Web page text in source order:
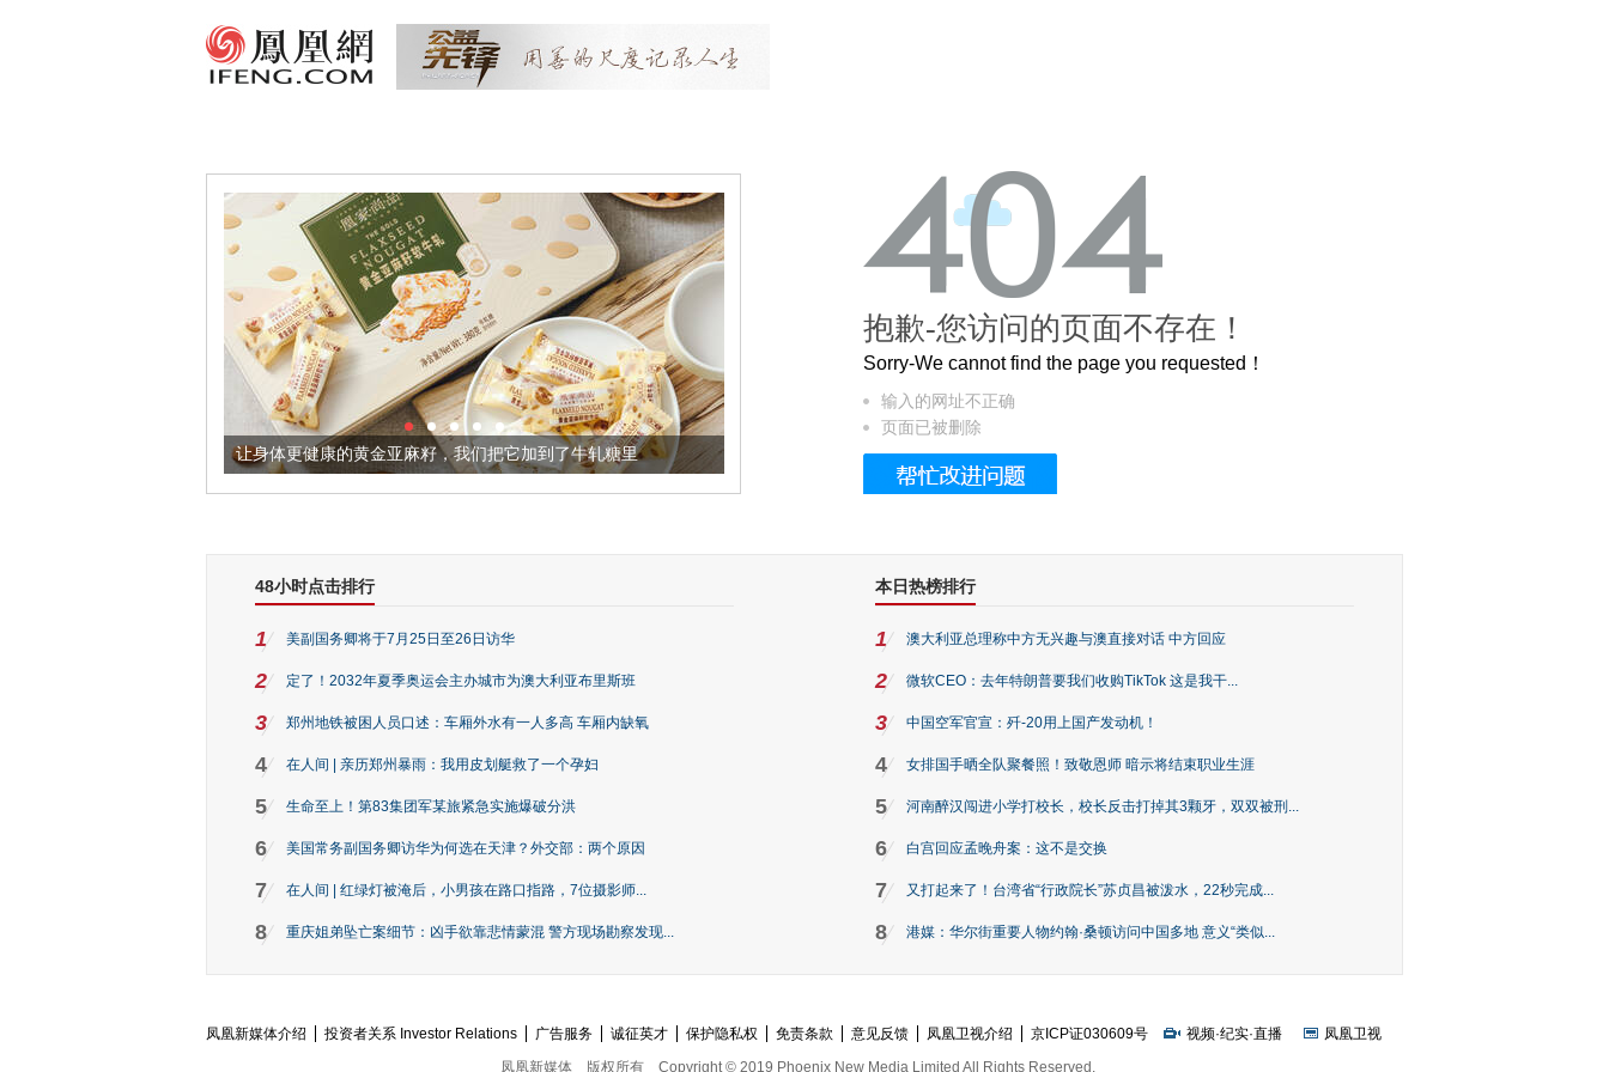
让身体更健康的黄金亚麻籽，我们把它加到了牛轧糖里 被列入佛家七宝的它到底有多美？
抱歉-您访问的页面不存在！
Sorry-We cannot find the page you requested！
输入的网址不正确
页面已被删除
48小时点击排行
1 美副国务卿将于7月25日至26日访华
2 定了！2032年夏季奥运会主办城市为澳大利亚布里斯班
3 郑州地铁被困人员口述：车厢外水有一人多高 车厢内缺氧
4 在人间 | 亲历郑州暴雨：我用皮划艇救了一个孕妇
5 生命至上！第83集团军某旅紧急实施爆破分洪
6 美国常务副国务卿访华为何选在天津？外交部：两个原因
7 在人间 | 红绿灯被淹后，小男孩在路口指路，7位摄影师...
8 重庆姐弟坠亡案细节：凶手欲靠悲情蒙混 警方现场勘察发现...
本日热榜排行
1 澳大利亚总理称中方无兴趣与澳直接对话 中方回应
2 微软CEO：去年特朗普要我们收购TikTok 这是我干...
3 中国空军官宣：歼-20用上国产发动机！
4 女排国手晒全队聚餐照！致敬恩师 暗示将结束职业生涯
5 河南醉汉闯进小学打校长，校长反击打掉其3颗牙，双双被刑...
6 白宫回应孟晚舟案：这不是交换
7 又打起来了！台湾省“行政院长”苏贞昌被泼水，22秒完成...
8 港媒：华尔街重要人物约翰·桑顿访问中国多地 意义“类似...
凤凰新媒体介绍 投资者关系 Investor Relations 广告服务 诚征英才 保护隐私权 免责条款 意见反馈 凤凰卫视介绍 京ICP证030609号 视频·纪实·直播
凤凰卫视
凤凰新媒体
版权所有 Copyright © 2019 Phoenix New Media Limited All Rights Reserved.